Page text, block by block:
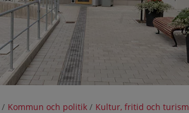
/ Kommun och politik / Kultur, fritid och turism